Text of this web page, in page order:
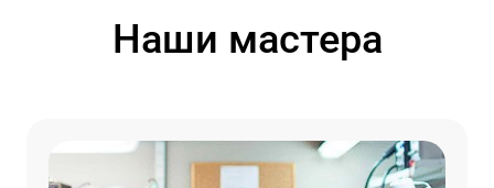
Наши мастера